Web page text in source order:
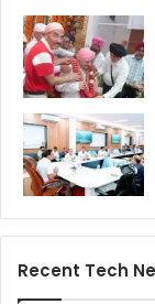
Recent Tech